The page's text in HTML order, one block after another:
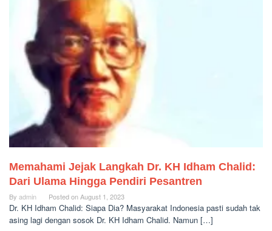
Memahami Jejak Langkah Dr. KH Idham Chalid:
Dari Ulama Hingga Pendiri Pesantren
By admin Posted onAugust 1, 2023
Dr. KH Idham Chalid: Siapa Dia? Masyarakat Indonesia pasti sudah tak
asing lagi dengan sosok Dr. KH Idham Chalid. Namun […]